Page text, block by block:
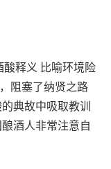
酸释义 比喻环境险
阻塞了纳贤之路
典故中吸取教训
酒人非常注意自